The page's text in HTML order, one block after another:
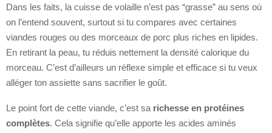
Dans les faits, la cuisse de volaille n’est pas “grasse” au sens où
on l’entend souvent, surtout si tu compares avec certaines
viandes rouges ou des morceaux de porc plus riches en lipides.
En retirant la peau, tu réduis nettement la densité calorique du
morceau. C’est d’ailleurs un réflexe simple et efficace si tu veux
alléger ton assiette sans sacrifier le goût.
Le point fort de cette viande, c’est sa richesse en protéines
complètes. Cela signifie qu’elle apporte les acides aminés